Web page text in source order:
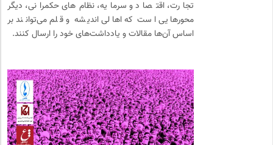
تجارت، اقتصاد و سرمایه، نظام‌های حکمرانی، دیگر
محورهایی است که اهالی اندیشه و قلم می‌توانند بر
اساس آن‌ها مقالات و یادداشت‌های خود را ارسال کنند.